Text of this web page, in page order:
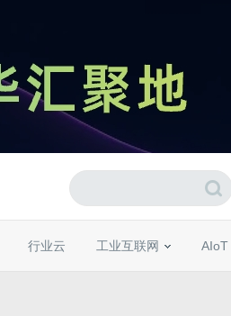
行业云 工业互联网 AIoT